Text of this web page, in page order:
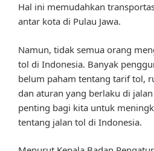
Hal ini memudahkan
antar kota di Pulau Jawa.
Namun, tidak semua orang
tol di Indonesia. Banyak
belum paham tentang tarif tol,
dan aturan yang berlaku di
penting bagi kita untuk
tentang jalan tol di Indonesia.